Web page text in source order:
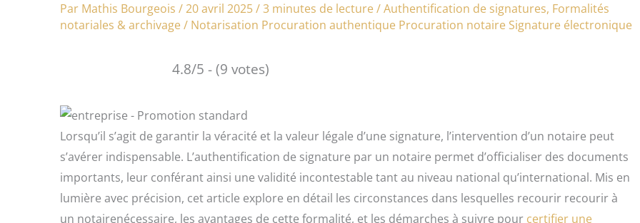
Par Mathis Bourgeois /20 avril 2025/3 minutes de lecture/Authentification de signatures, Formalités
notariales & archivage/ Notarisation Procuration authentique Procuration notaire Signature électronique
4.8/5 - (9 votes)
Lorsqu’il s’agit de garantir la véracité et la valeur légale d’une signature, l’intervention d’un notaire peut
s’avérer indispensable. L’authentification de signature par un notaire permet d’officialiser des documents
importants, leur conférant ainsi une validité incontestable tant au niveau national qu’international. Mis en
lumière avec précision, cet article explore en détail les circonstances dans lesquelles recourir recourir à
un notairenécessaire, les avantages de cette formalité, et les démarches à suivre pour certifier une